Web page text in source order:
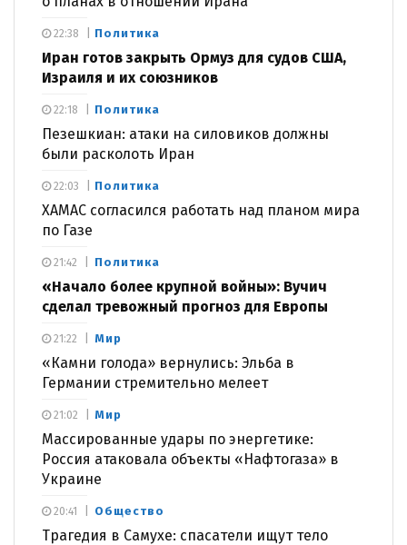
Политика
Иран готов закрыть Ормуз для судов США,
Израиля и их союзников
22:38
Политика
Пезешкиан: атаки на силовиков должны
были расколоть Иран
22:18
Политика
ХАМАС согласился работать над планом мира
по Газе
22:03
Политика
«Начало более крупной войны»: Вучич
сделал тревожный прогноз для Европы
21:42
Мир
«Камни голода» вернулись: Эльба в
Германии стремительно мелеет
21:22
Мир
Массированные удары по энергетике:
Россия атаковала объекты «Нафтогаза» в
Украине
21:02
Общество
Трагедия в Самухе: спасатели ищут тело
20:41